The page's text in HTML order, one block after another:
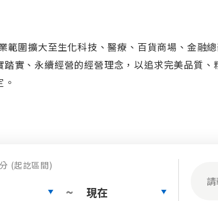
範圍擴大至生化科技、醫療、百貨商場、金融
踏實、永續經營的經營理念，以追求完美品質
(起訖區間)
~ 現在